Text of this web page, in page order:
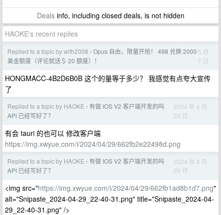
Dealsinfo, including closed deals, is not hidden
HAOKE's recent replies
Replied to a topic by wlfh2008 › Opus 自由，限量开抢！ 498 兑换 2000
美金额度（评论就送＄ 20 额度）！
5 月
7 日
HONGMACC-4B2D6B0B 这个的量等于多少？ 我感觉有点夸大宣传
了
Replied to a topic by HAOKE › 有做 IOS V2 客户端开发的吗
API 已经写好了？
2024 年 4 月
29 日
有会 tauri 的也可以 修改客户端
https://img.xwyue.com/i/2024/04/29/662fb2e22498d.png
Replied to a topic by HAOKE › 有做 IOS V2 客户端开发的吗
API 已经写好了？
2024 年 4 月
29 日
<img src="https://img.xwyue.com/i/2024/04/29/662fb1ad8b1d7.png"
alt="Snipaste_2024-04-29_22-40-31.png" title="Snipaste_2024-04-
29_22-40-31.png" />